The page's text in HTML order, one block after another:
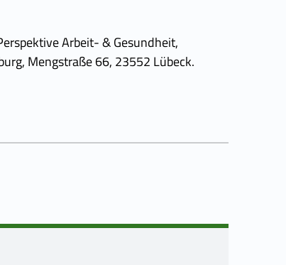
Arbeit- & Gesundheit,
Mengstraße 66, 23552 Lübeck.